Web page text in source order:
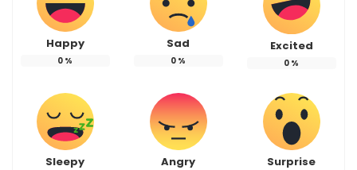
Happy
0 %
Sad
0 %
Excited
0 %
Sleepy Angry Surprise